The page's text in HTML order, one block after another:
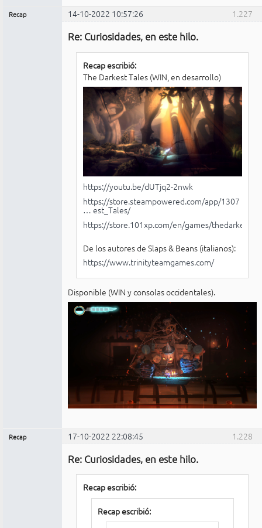
1.227
Recap 14-10-2022 10:57:26
Re: Curiosidades, en este hilo.
Recap escribió:
The Darkest Tales (WIN, en desarrollo)
https://youtu.be/dUTjq2-2nwk
https://store.steampowered.com/app/1307
… est_Tales/
https://store.101xp.com/en/games/
De los autores de Slaps & Beans (italianos):
https://www.trinityteamgames.com/
Disponible (WIN y consolas occidentales).
1.228
Recap 17-10-2022 22:08:45
Re: Curiosidades, en este hilo.
Recap escribió:
Recap escribió: